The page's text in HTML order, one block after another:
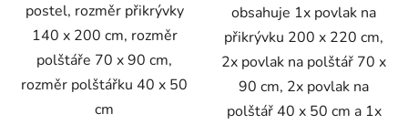
postel, rozměr přikrývky
140 x 200 cm, rozměr
polštáře 70 x 90 cm,
rozměr polštářku 40 x 50
cm
obsahuje 1x povlak na
přikrývku 200 x 220 cm,
2x povlak na polštář 70 x
90 cm, 2x povlak na
polštář 40 x 50 cm a 1x